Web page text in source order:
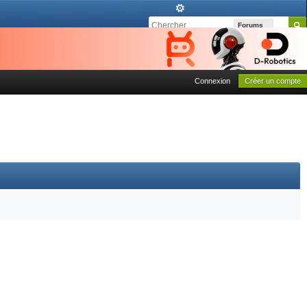
Forums
Connexion Créer un compte